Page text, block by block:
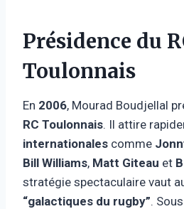
Présidence du
Toulonnais
En 2006, Mourad Boudjellal
RC Toulonnais. Il attire
internationales comme
Bill Williams, Matt Giteau et
stratégie spectaculaire vaut
“galactiques du rugby”.